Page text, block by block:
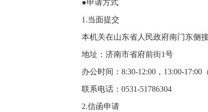
●申请方式
1.当面提交
本机关在山东省人民政府南门东侧接
地址：济南市省府前街1号
办公时间：8:30-12:00，13:00-17:00
联系电话：0531-51786304
2.信函申请